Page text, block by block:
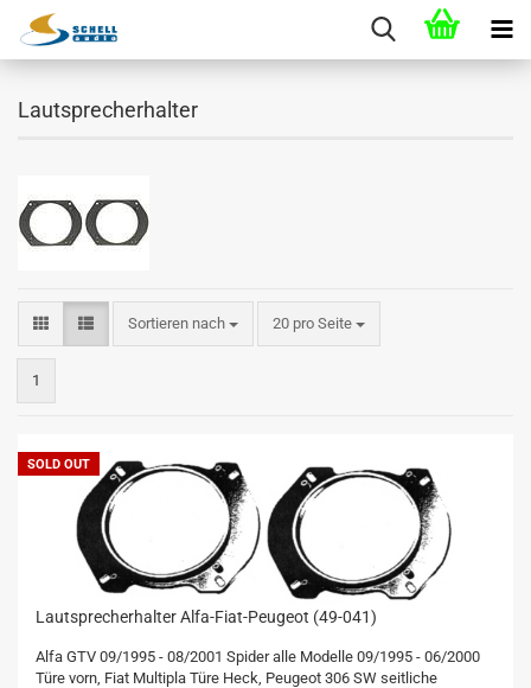
Lautsprecherhalter
Sortieren nach 20 pro Seite
1
SOLD OUT
Lautsprecherhalter Alfa-Fiat-Peugeot (49-041)
Alfa GTV 09/1995 - 08/2001 Spider alle Modelle 09/1995 - 06/2000
Türe vorn, Fiat Multipla Türe Heck, Peugeot 306 SW seitliche